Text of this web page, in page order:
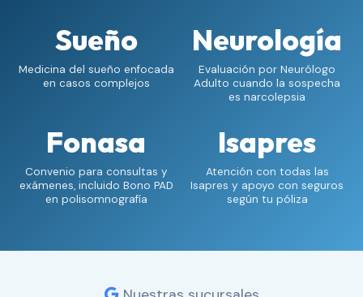
Sueño
Medicina del sueño enfocada
en casos complejos
Neurología
Evaluación por Neurólogo
Adulto cuando la sospecha
es narcolepsia
Fonasa
Convenio para consultas y
exámenes, incluido Bono PAD
en polisomnografía
Isapres
Atención con todas las
Isapres y apoyo con seguros
según tu póliza